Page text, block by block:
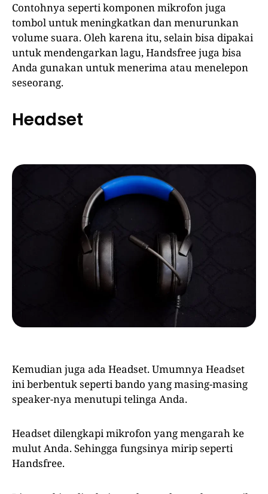
Contohnya seperti komponen mikrofon juga
tombol untuk meningkatkan dan menurunkan
volume suara. Oleh karena itu, selain bisa dipakai
untuk mendengarkan lagu, Handsfree juga bisa
Anda gunakan untuk menerima atau menelepon
seseorang.
Headset
Kemudian juga ada Headset. Umumnya Headset
ini berbentuk seperti bando yang masing-masing
speaker-nya menutupi telinga Anda.
Headset dilengkapi mikrofon yang mengarah ke
mulut Anda. Sehingga fungsinya mirip seperti
Handsfree.